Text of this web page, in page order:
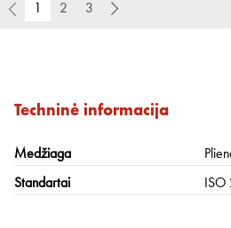
1 2 3
Techninė informacija
Medžiaga
Standartai